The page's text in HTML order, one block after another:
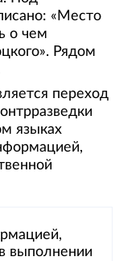
«Место
о чем
Рядом
переход
языках
выполнении